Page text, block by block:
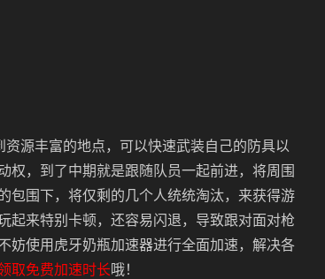
源丰富的地点，可以快速武装自己的防具以
权，到了中期就是跟随队员一起前进，将周围
包围下，将仅剩的几个人统统淘汰，来获得游
起来特别卡顿，还容易闪退，导致跟对面对枪
妨使用虎牙奶瓶加速器进行全面加速，解决各
取免费加速时长哦！